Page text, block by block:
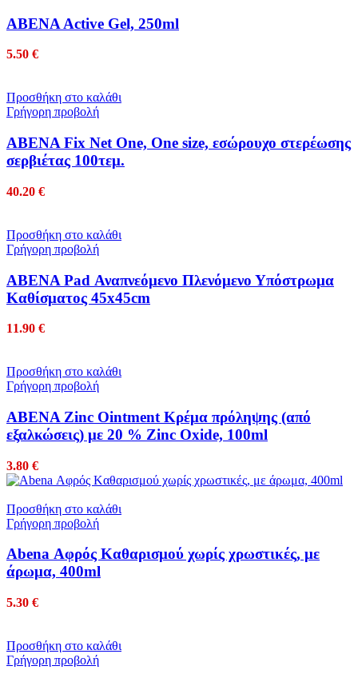
ABENA Active Gel, 250ml
5.50 €
Προσθήκη στο καλάθι
Γρήγορη προβολή
ABENA Fix Net One, One size, εσώρουχο στερέωσης
σερβιέτας 100τεμ.
40.20 €
Προσθήκη στο καλάθι
Γρήγορη προβολή
ABENA Pad Αναπνεόμενο Πλενόμενο Υπόστρωμα
Καθίσματος 45x45cm
11.90 €
Προσθήκη στο καλάθι
Γρήγορη προβολή
ABENA Zinc Ointment Κρέμα πρόληψης (από
εξαλκώσεις) με 20 % Zinc Oxide, 100ml
3.80 €
Προσθήκη στο καλάθι
Γρήγορη προβολή
Abena Αφρός Kαθαρισμού χωρίς χρωστικές, με
άρωμα, 400ml
5.30 €
Προσθήκη στο καλάθι
Γρήγορη προβολή